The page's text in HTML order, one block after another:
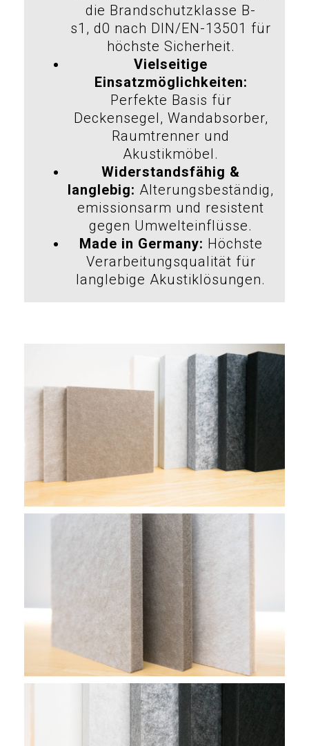
die Brandschutzklasse B-
s1, d0 nach DIN/EN-13501 für
höchste Sicherheit.
Vielseitige
Einsatzmöglichkeiten:
Perfekte Basis für
Deckensegel, Wandabsorber,
Raumtrenner und
Akustikmöbel.
Widerstandsfähig &
langlebig: Alterungsbeständig,
emissionsarm und resistent
gegen Umwelteinflüsse.
Made in Germany: Höchste
Verarbeitungsqualität für
langlebige Akustiklösungen.